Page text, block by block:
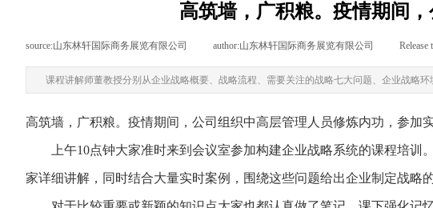
高筑墙，广积粮。疫情期间
source:山东林轩国际商务展览有限公司 author:山东林轩国际商务展览有限公司 Release
课程讲解师董教授分别从企业战略概要、战略流程、需要关注的战略七大问题、企业战略
高筑墙，广积粮。疫情期间，公司组织中高层管理人员修炼内功，参加
上午10点钟大家准时来到会议室参加构建企业战略系统的课程培训
家详细讲解，同时结合大量实时案例，围绕这些问题给出企业制定战略